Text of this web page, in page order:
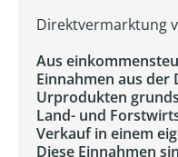
Direktvermarktung
Aus
Einnahmen aus
Urprodukten
Land- und
Verkauf in einem
Diese Einnahmen